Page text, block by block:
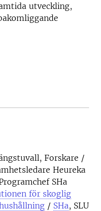
utveckling,
Forskare /
Heureka
SHa
för skoglig
/ SHa, SLU